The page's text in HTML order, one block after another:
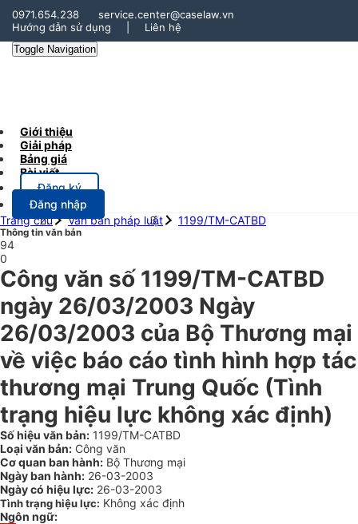
0971.654.238
service.center@caselaw.vn
Hướng dẫn sử dụng
Liên hệ
Toggle Navigation
Giới thiệu
Giải pháp
Bảng giá
Bài viết
Đăng ký
Đăng nhập
Trang chủ
Văn bản pháp luật 1199/TM-CATBD
Thông tin văn bản
94
0
Công văn số 1199/TM-CATBD
ngày 26/03/2003 Ngày
26/03/2003 của Bộ Thương mại
về việc báo cáo tình hình hợp tác
thương mại Trung Quốc (Tình
trạng hiệu lực không xác định)
Số hiệu văn bản: 1199/TM-CATBD
Loại văn bản: Công văn
Cơ quan ban hành: Bộ Thương mại
Ngày ban hành: 26-03-2003
Ngày có hiệu lực: 26-03-2003
Tình trạng hiệu lực: Không xác định
Ngôn ngữ: